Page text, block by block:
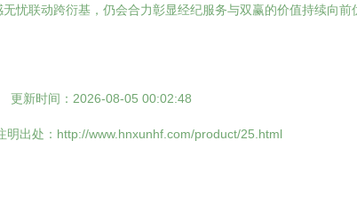
忧联动跨衍基，仍会合力彰显经纪服务与双赢的价值持续向
更新时间：2026-08-05 00:02:48
明出处：http://www.hnxunhf.com/product/25.html